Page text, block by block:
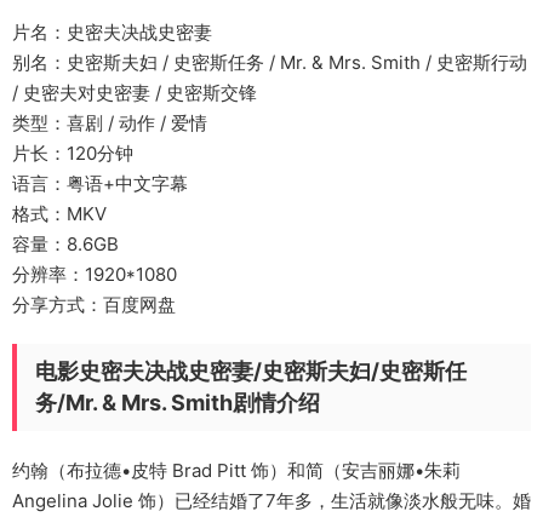
片名：史密夫决战史密妻
别名：史密斯夫妇 / 史密斯任务 / Mr. & Mrs. Smith / 史密斯行动
/ 史密夫对史密妻 / 史密斯交锋
类型：喜剧 / 动作 / 爱情
片长：120分钟
语言：粤语+中文字幕
格式：MKV
容量：8.6GB
分辨率：1920*1080
分享方式：百度网盘
电影史密夫决战史密妻/史密斯夫妇/史密斯任
务/Mr. & Mrs. Smith剧情介绍
约翰（布拉德•皮特 Brad Pitt 饰）和简（安吉丽娜•朱莉
Angelina Jolie 饰）已经结婚了7年多，生活就像淡水般无味。婚